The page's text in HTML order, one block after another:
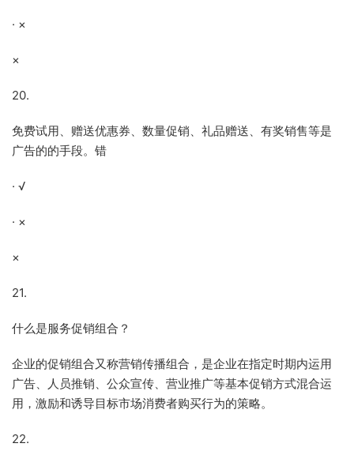
· ×
×
20.
免费试用、赠送优惠券、数量促销、礼品赠送、有奖销售等是
广告的的手段。错
· √
· ×
×
21.
什么是服务促销组合？
企业的促销组合又称营销传播组合，是企业在指定时期内运用
广告、人员推销、公众宣传、营业推广等基本促销方式混合运
用，激励和诱导目标市场消费者购买行为的策略。
22.